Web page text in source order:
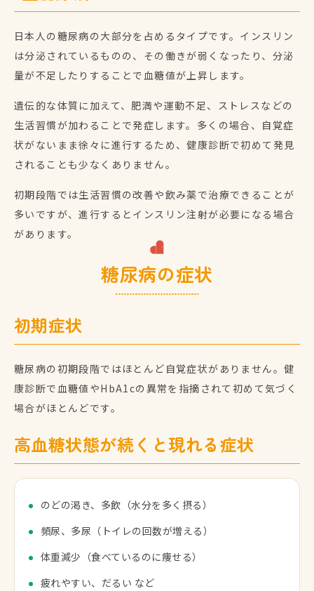
日本人の糖尿病の大部分を占めるタイプです。インスリン
は分泌されているものの、その働きが弱くなったり、分泌
量が不足したりすることで血糖値が上昇します。
遺伝的な体質に加えて、肥満や運動不足、ストレスなどの
生活習慣が加わることで発症します。多くの場合、自覚症
状がないまま徐々に進行するため、健康診断で初めて発見
されることも少なくありません。
初期段階では生活習慣の改善や飲み薬で治療できることが
多いですが、進行するとインスリン注射が必要になる場合
があります。
糖尿病の症状
初期症状
糖尿病の初期段階ではほとんど自覚症状がありません。健
康診断で血糖値やHbA1cの異常を指摘されて初めて気づく
場合がほとんどです。
高血糖状態が続くと現れる症状
のどの渇き、多飲（水分を多く摂る）
頻尿、多尿（トイレの回数が増える）
体重減少（食べているのに痩せる）
疲れやすい、だるい など